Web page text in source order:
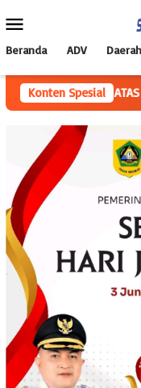
ke
Mobile
Beranda ADV Daerah
Konten Spesial
di ATAS SEGALANYA